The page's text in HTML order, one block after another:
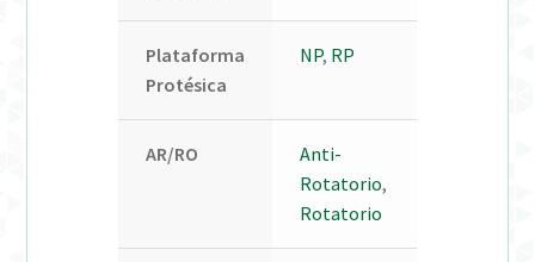
Plataforma
Protésica
NP, RP
AR/RO
Anti-
Rotatorio,
Rotatorio